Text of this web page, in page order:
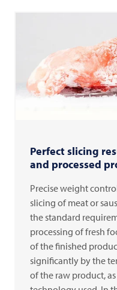
Perfect slicing
and processed
Precise weight
slicing of meat or
the standard
processing of fresh
of the finished
significantly by the
of the raw product,